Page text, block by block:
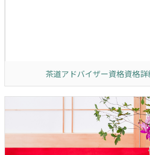
茶道アドバイザー資格資格詳